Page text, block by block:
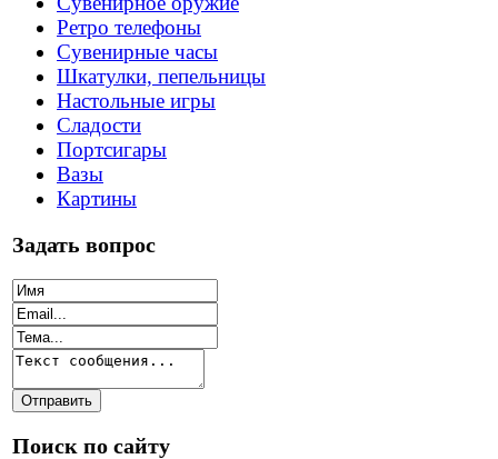
Ретро телефоны
Сувенирные часы
Шкатулки, пепельницы
Настольные игры
Сладости
Портсигары
Вазы
Картины
Задать вопрос
Поиск по сайту